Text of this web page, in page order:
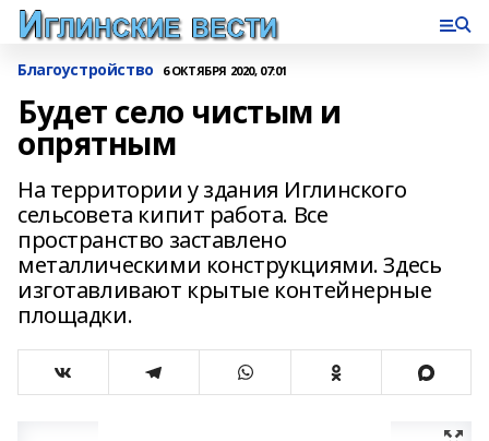
Благоустройство 6 ОКТЯБРЯ 2020, 07:01
Будет село чистым и
опрятным
На территории у здания Иглинского
сельсовета кипит работа. Все
пространство заставлено
металлическими конструкциями. Здесь
изготавливают крытые контейнерные
площадки.